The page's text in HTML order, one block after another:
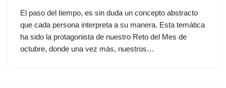
El paso del tiempo, es sin duda un concepto abstracto
que cada persona interpreta a su manera. Esta temática
ha sido la protagonista de nuestro Reto del Mes de
octubre, donde una vez más, nuestros…